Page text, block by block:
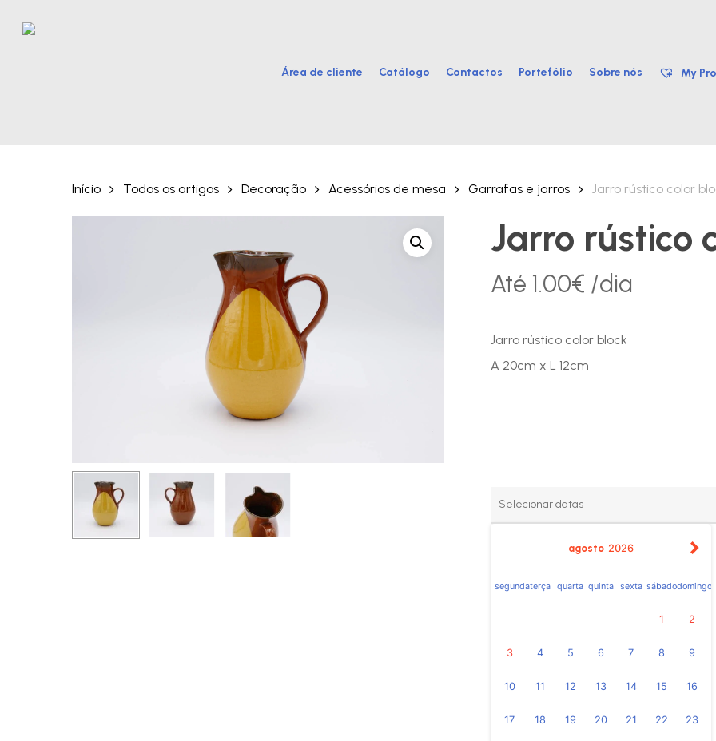
Área de cliente Catálogo Contactos Portefólio Sobre nós My
Início Todos os artigos Decoração Acessórios de mesa Garrafas e jarros Jarro rústico color
Jarro rústico
Até 1.00€ /dia
Jarro rústico color block
A 20cm x L 12cm
agosto 2026
segundaterça quarta quinta sexta sábadodomingo
1 2
3 4 5 6 7 8 9
10 11 12 13 14 15 16
17 18 19 20 21 22 23